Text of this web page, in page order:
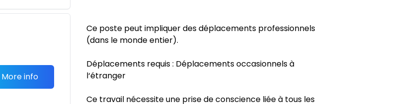
More info
Ce poste peut impliquer des déplacements professionnels
(dans le monde entier).
Déplacements requis : Déplacements occasionnels à
l‘étranger
Ce travail nécessite une prise de conscience liée à tous les